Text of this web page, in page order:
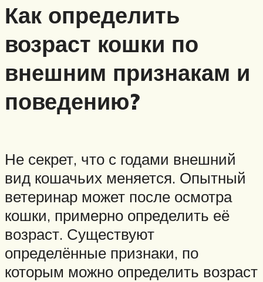
Как определить
возраст кошки по
внешним признакам и
поведению?
Не секрет, что с годами внешний
вид кошачьих меняется. Опытный
ветеринар может после осмотра
кошки, примерно определить её
возраст. Существуют
определённые признаки, по
которым можно определить возраст